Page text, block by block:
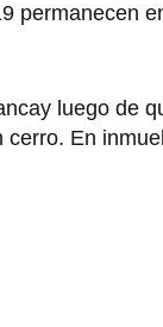
permanecen
luego de
En